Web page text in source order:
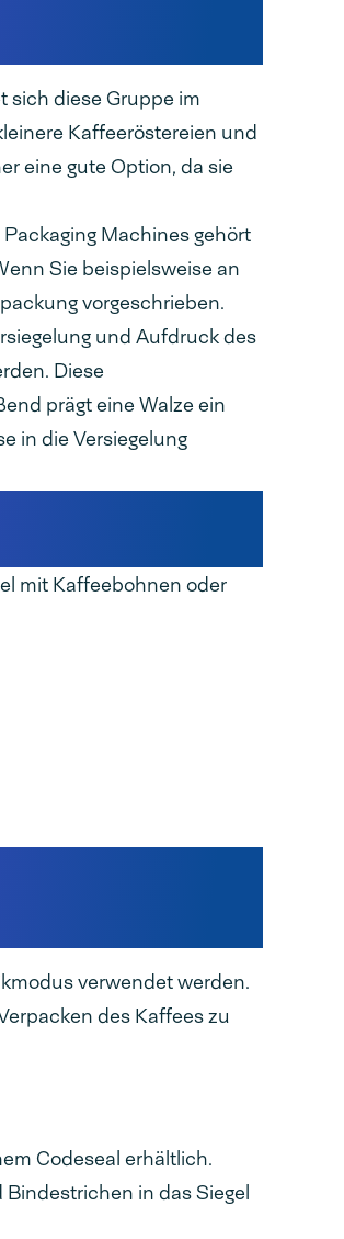
sich diese Gruppe im
Kaffeeröstereien und
eine gute Option, da sie
Machines gehört
Sie beispielsweise an
vorgeschrieben.
und Aufdruck des
Diese
prägt eine Walze ein
in die Versiegelung
mit Kaffeebohnen oder
verwendet werden.
des Kaffees zu
Codeseal erhältlich.
in das Siegel